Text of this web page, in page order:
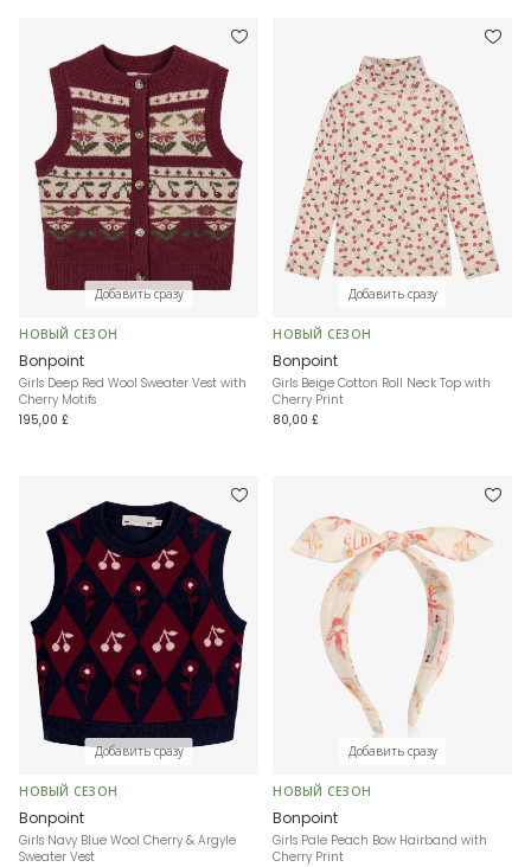
Добавить сразу
НОВЫЙ СЕЗОН
Bonpoint
Girls Deep Red Wool Sweater Vest with
Cherry Motifs
195,00 £
Добавить сразу
НОВЫЙ СЕЗОН
Bonpoint
Girls Beige Cotton Roll Neck Top with
Cherry Print
80,00 £
Добавить сразу
НОВЫЙ СЕЗОН
Bonpoint
Girls Navy Blue Wool Cherry & Argyle
Sweater Vest
Добавить сразу
НОВЫЙ СЕЗОН
Bonpoint
Girls Pale Peach Bow Hairband with
Cherry Print